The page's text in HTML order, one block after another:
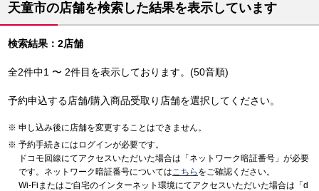
天童市の店舗を検索した結果を表示しています
検索結果：2店舗
全2件中1 〜 2件目を表示しております。(50音順)
予約申込する店舗/購入商品受取り店舗を選択してください。
申し込み後に店舗を変更することはできません。
予約手続きにはログインが必要です。
ドコモ回線にてアクセスいただいた場合は「ネットワーク暗証番号」が必要
です。ネットワーク暗証番号についてはこちら をご確認ください。
Wi-Fiまたはご自宅のインターネット環境にてアクセスいただいた場合は「d